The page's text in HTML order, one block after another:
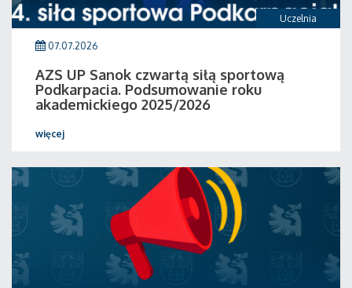
Uczelnia
07.07.2026
AZS UP Sanok czwartą siłą sportową
Podkarpacia. Podsumowanie roku
akademickiego 2025/2026
więcej